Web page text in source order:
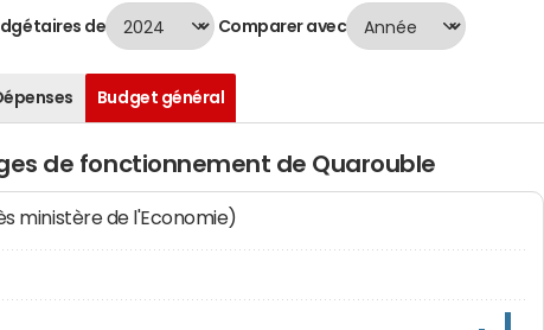
de Comparer avec
Budget général
de fonctionnement de Quarouble
ministère de l'Economie)